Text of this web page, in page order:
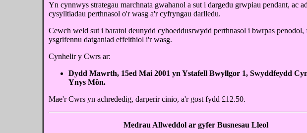
Yn cynnwys strategau marchnata gwahanol a sut i dargedu grwpiau pendant, ac
cysylltiadau perthnasol o'r wasg a'r cyfryngau darlledu.
Cewch weld sut i baratoi deunydd cyhoeddusrwydd perthnasol i bwrpas penodol,
ysgrifennu datganiad effeithiol i'r wasg.
Cynhelir y Cwrs ar:
Dydd Mawrth, 15ed Mai 2001 yn Ystafell Bwyllgor 1, Swyddfeydd
Ynys Môn.
Mae'r Cwrs yn achrededig, darperir cinio, a'r gost fydd £12.50.
Medrau Allweddol ar gyfer Busnesau Lleol